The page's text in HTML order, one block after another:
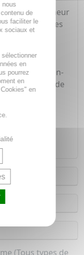
bonne humeur
booste les
mariant des
fraîches.
de
halo de bien-
la sensation de
(Tous types de
nous
de
faciliter le
sociaux et
en
pourrez
en
en